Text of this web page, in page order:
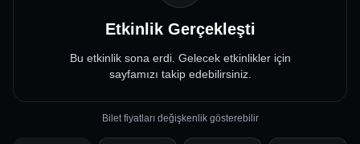
Etkinlik Gerçekleşti
Bu etkinlik sona erdi. Gelecek etkinlikler için
sayfamızı takip edebilirsiniz.
Bilet fiyatları değişkenlik gösterebilir